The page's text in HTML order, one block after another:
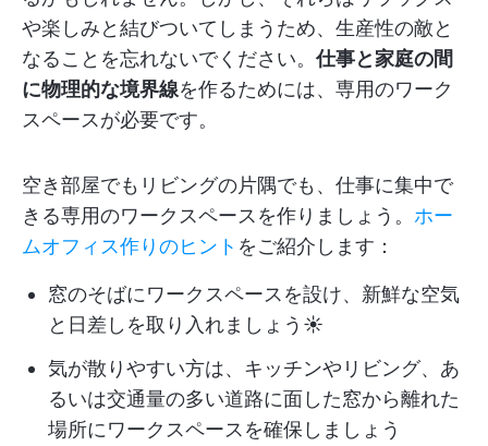
や楽しみと結びついてしまうため、生産性の敵と
なることを忘れないでください。仕事と家庭の間
に物理的な境界線を作るためには、専用のワーク
スペースが必要です。
空き部屋でもリビングの片隅でも、仕事に集中で
きる専用のワークスペースを作りましょう。 ホー
ムオフィス作りのヒント をご紹介します：
窓のそばにワークスペースを設け、新鮮な空気
と日差しを取り入れましょう☀️
気が散りやすい方は、キッチンやリビング、あ
るいは交通量の多い道路に面した窓から離れた
場所にワークスペースを確保しましょう